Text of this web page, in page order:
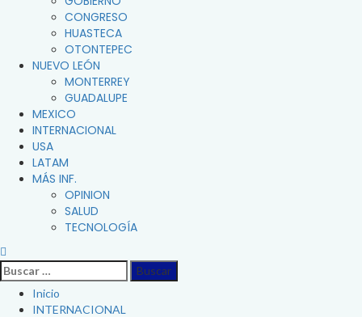
CONGRESO
HUASTECA
OTONTEPEC
NUEVO LEÓN
MONTERREY
GUADALUPE
MEXICO
INTERNACIONAL
USA
LATAM
MÁS INF.
OPINION
SALUD
TECNOLOGÍA
Buscar:
Inicio
INTERNACIONAL